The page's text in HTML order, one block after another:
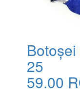
25
59.00